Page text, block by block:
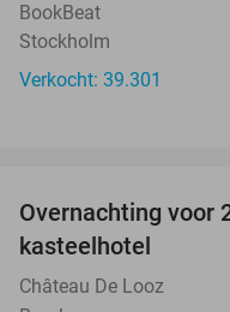
BookBeat
Stockholm
Verkocht: 39.301
Overnachting voor
kasteelhotel
Château De Looz